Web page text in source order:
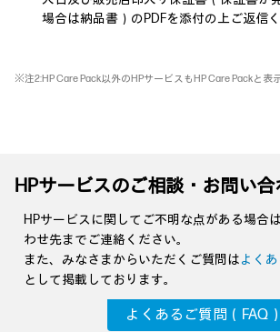
場合は納品書）のPDFを添付の上ご返信く
※注2:HP Care Pack以外のHPサービスもHP Care Packと表
HPサービスのご相談・お問い合
HPサービスに関してご不明な点がある場合
わせ先までご連絡ください。
また、みなさまからいただくご質問はよく
として掲載しております。
よくあるご質問（FAQ）